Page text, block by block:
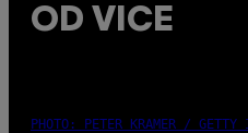
OD VICE
PHOTO: PETER KRAMER / GETTY